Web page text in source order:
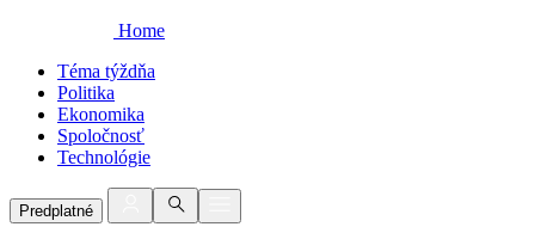
Home
Téma týždňa
Politika
Ekonomika
Spoločnosť
Technológie
Predplatné